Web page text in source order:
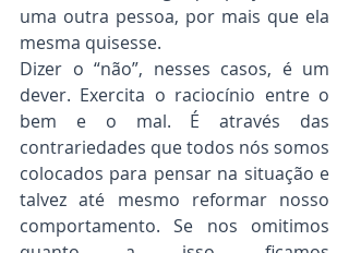
uma outra pessoa, por mais que ela
mesma quisesse.
Dizer o “não”, nesses casos, é um
dever. Exercita o raciocínio entre o
bem e o mal. É através das
contrariedades que todos nós somos
colocados para pensar na situação e
talvez até mesmo reformar nosso
comportamento. Se nos omitimos